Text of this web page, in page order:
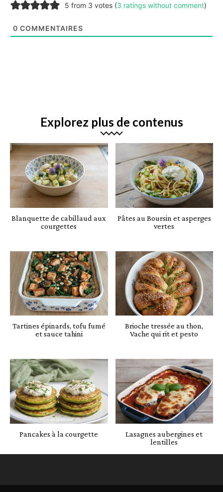
5 from 3 votes (3 ratings without comment)
0 COMMENTAIRES
Explorez plus de contenus
Blanquette de cabillaud aux
courgettes
Pâtes au Boursin et asperges
vertes
Tartines épinards, tofu fumé
et sauce tahini
Brioche tressée au thon,
Vache qui rit et pesto
Pancakes à la courgette
Lasagnes aubergines et
lentilles